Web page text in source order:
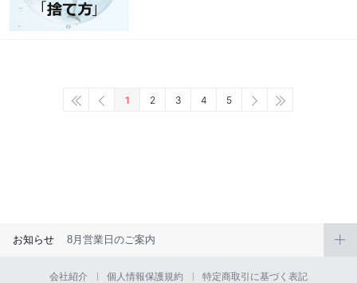
1 2 3 4 5
お知らせ 8月営業日のご案内
会社紹介 個人情報保護規約 特定商取引に基づく表記